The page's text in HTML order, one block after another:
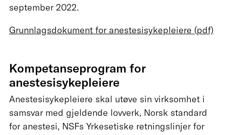
september 2022.
Grunnlagsdokument for anestesisykepleiere (pdf)
Kompetanseprogram for
anestesisykepleiere
Anestesisykepleiere skal utøve sin virksomhet i
samsvar med gjeldende lovverk, Norsk standard
for anestesi, NSFs Yrkesetiske retningslinjer for